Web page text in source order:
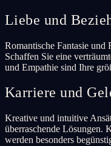
Liebe und
Romantische Fantasie und
Schaffen Sie eine
und Empathie sind Ihre
Karriere und
Kreative und intuitive
überraschende Lösungen.
werden besonders